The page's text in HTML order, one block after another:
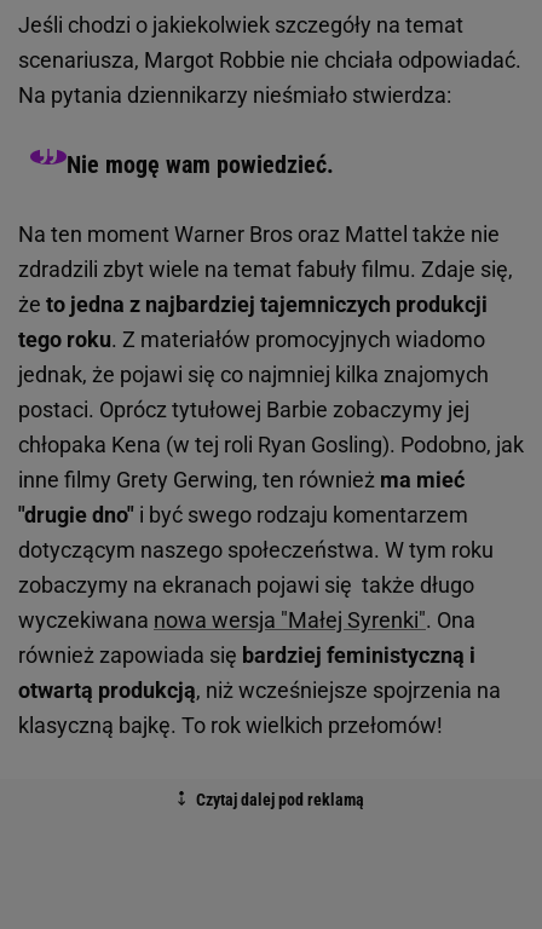
Jeśli chodzi o jakiekolwiek szczegóły na temat
scenariusza, Margot Robbie nie chciała odpowiadać.
Na pytania dziennikarzy nieśmiało stwierdza:
Nie mogę wam powiedzieć.
Na ten moment Warner Bros oraz Mattel także nie
zdradzili zbyt wiele na temat fabuły filmu. Zdaje się,
że to jedna z najbardziej tajemniczych produkcji
tego roku. Z materiałów promocyjnych wiadomo
jednak, że pojawi się co najmniej kilka znajomych
postaci. Oprócz tytułowej Barbie zobaczymy jej
chłopaka Kena (w tej roli Ryan Gosling). Podobno, jak
inne filmy Grety Gerwing, ten również ma mieć
"drugie dno" i być swego rodzaju komentarzem
dotyczącym naszego społeczeństwa. W tym roku
zobaczymy na ekranach pojawi się także długo
wyczekiwana nowa wersja "Małej Syrenki". Ona
również zapowiada się bardziej feministyczną i
otwartą produkcją, niż wcześniejsze spojrzenia na
klasyczną bajkę. To rok wielkich przełomów!